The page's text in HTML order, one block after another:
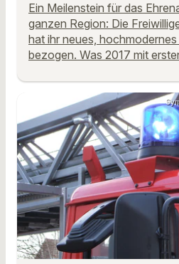
Ein Meilenstein für das
ganzen Region: Die
hat ihr neues,
bezogen. Was 2017 mit